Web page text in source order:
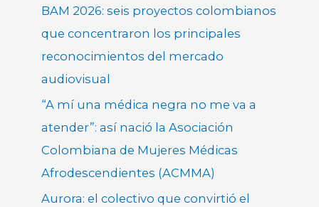
BAM 2026: seis proyectos colombianos
que concentraron los principales
reconocimientos del mercado
audiovisual
“A mí una médica negra no me va a
atender”: así nació la Asociación
Colombiana de Mujeres Médicas
Afrodescendientes (ACMMA)
Aurora: el colectivo que convirtió el